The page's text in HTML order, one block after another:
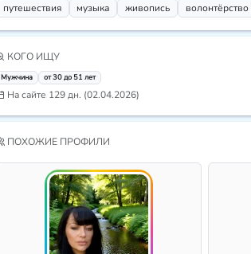
путешествия
музыка живопись волонтёрство
КОГО ИЩУ
Мужчина от 30 до 51 лет
На сайте 129 дн. (02.04.2026)
ПОХОЖИЕ ПРОФИЛИ